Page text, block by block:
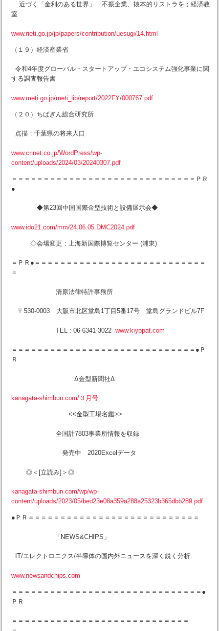
近づく「金利のある世界」 不振企業、抜本的リストラを；経済教
室
www.rieti.go.jp/jp/papers/contribution/uesugi/14.html
（１９）経済産業省
令和4年度グローバル・スタートアップ・エコシステム強化事業に関
する調査報告書
www.meti.go.jp/meti_lib/report/2022FY/000767.pdf
（２０）ちばぎん総合研究所
点描：千葉県の将来人口
www.crinet.co.jp/WordPress/wp-
content/uploads/2024/03/20240307.pdf
＝＝＝＝＝＝＝＝＝＝＝＝＝＝＝＝＝＝＝＝＝＝＝＝＝＝＝＝＝ＰＲ
●
◆第23回中国国際金型技術と設備展示会◆
www.ido21.com/mm/24.06.05.DMC2024.pdf
◇会場変更：上海新国際博覧センター (浦東)
＝ＰＲ●＝＝＝＝＝＝＝＝＝＝＝＝＝＝＝＝＝＝＝＝＝＝＝＝＝＝＝
＝
清原法律特許事務所
〒530-0003 大阪市北区堂島1丁目5番17号 堂島グランドビル7F
TEL : 06-6341-3022 www.kiyopat.com
＝＝＝＝＝＝＝＝＝＝＝＝＝＝＝＝＝＝＝＝＝＝＝＝＝＝＝＝＝●Ｐ
Ｒ
Δ金型新聞社Δ
kanagata-shimbun.com/３月号
<<金型工場名鑑>>
全国計7803事業所情報を収録
発売中 2020Excelデータ
◎＜[立読み]＞◎
kanagata-shimbun.com/wp/wp-
content/uploads/2023/05/bed23e08a359a288a25323b365dbb289.pdf
●ＰＲ＝＝＝＝＝＝＝＝＝＝＝＝＝＝＝＝＝＝＝＝＝＝＝＝＝＝＝
「NEWS&CHIPS」
IT/エレクトロニクス/半導体の国内外ニュースを深く鋭く分析
www.newsandchips.com
＝＝＝＝＝＝＝＝＝＝＝＝＝＝＝＝＝＝＝＝＝＝＝＝＝＝＝＝＝＝●
ＰＲ
＝＝＝＝＝＝＝＝＝＝＝＝＝＝＝＝＝＝＝＝＝＝＝＝＝＝＝＝